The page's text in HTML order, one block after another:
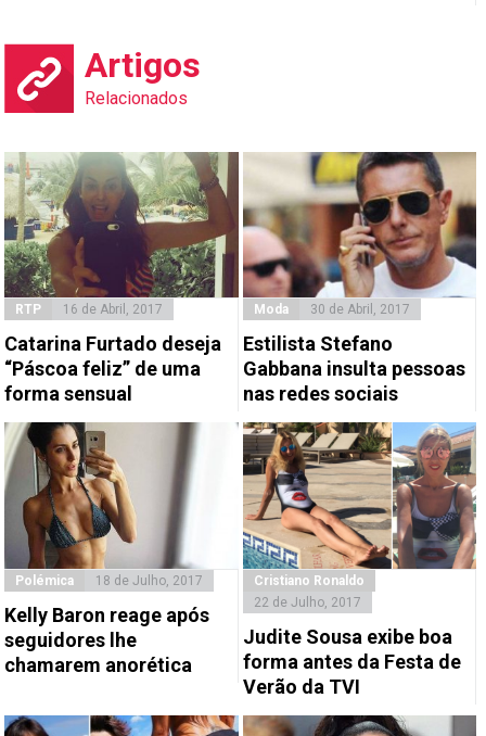
Artigos
Relacionados
RTP 16 de Abril, 2017
Catarina Furtado deseja
“Páscoa feliz” de uma
forma sensual
Moda 30 de Abril, 2017
Estilista Stefano
Gabbana insulta pessoas
nas redes sociais
Polémica 18 de Julho, 2017
Kelly Baron reage após
seguidores lhe
chamarem anorética
Cristiano Ronaldo
22 de Julho, 2017
Judite Sousa exibe boa
forma antes da Festa de
Verão da TVI